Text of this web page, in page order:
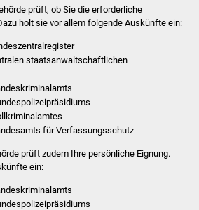
Kindergärten
Kolping-Musikschule
Volkshochschule
Soziale Einrichtungen
Kirchen
prüft, ob Sie die erforderliche
holt sie vor allem folgende Auskünfte ein:
staatsanwaltschaftlichen
für Verfassungsschutz
prüft zudem Ihre persönliche Eignung.
ein: